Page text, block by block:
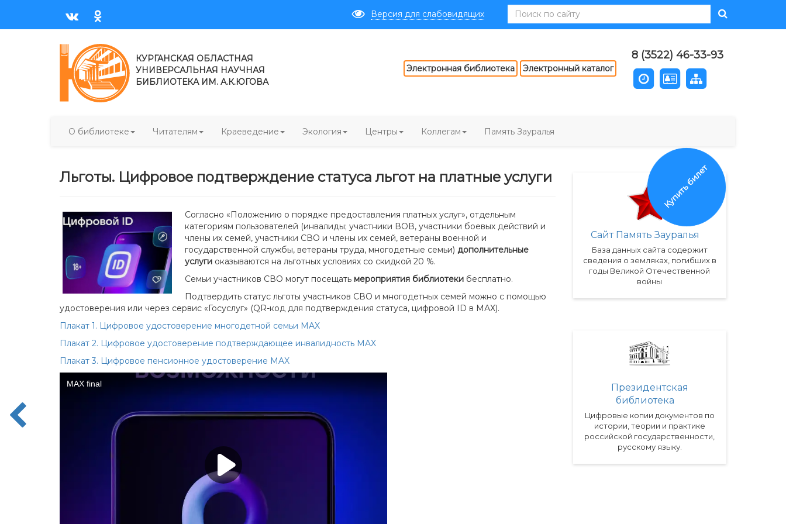
Купить билет
Версия для слабовидящих
КУРГАНСКАЯ ОБЛАСТНАЯ
УНИВЕРСАЛЬНАЯ НАУЧНАЯ
БИБЛИОТЕКА ИМ. А.К.ЮГОВА
8 (3522) 46-33-93
Электронная библиотека Электронный каталог
О библиотеке Читателям Краеведение Экология Центры Коллегам Память Зауралья
Льготы. Цифровое подтверждение статуса льгот на платные услуги
Согласно «Положению о порядке предоставления платных услуг», отдельным
категориям пользователей (инвалиды; участники ВОВ, участники боевых действий и
члены их семей, участники СВО и члены их семей, ветераны военной и
государственной службы, ветераны труда, многодетные семьи) дополнительные
услугиоказываются на льготных условиях со скидкой 20 %.
Семьи участников СВО могут посещать мероприятия библиотекибесплатно.
Подтвердить статус льготы участников СВО и многодетных семей можно с помощью
удостоверения или через сервис «Госуслуг» (QR-код для подтверждения статуса, цифровой ID в МАХ).
Плакат 1. Цифровое удостоверение многодетной семьи MAX
Плакат 2. Цифровое удостоверение подтверждающее инвалидность MAX
Плакат 3. Цифровое пенсионное удостоверение MAX
Сайт Память Зауралья
База данных сайта содержит
сведения о земляках, погибших в
годы Великой Отечественной
войны
Президентская
библиотека
Цифровые копии документов по
истории, теории и практике
российской государственности,
русскому языку.